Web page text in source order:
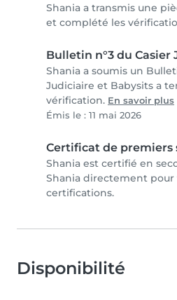
Shania a transmis une
et complété les
Bulletin n°3 du Casier
Shania a soumis un
Judiciaire et Babysits a
vérification. En savoir plus
Émis le : 11 mai 2026
Certificat de premiers
Shania est certifié en
Shania directement pour
certifications.
Disponibilité